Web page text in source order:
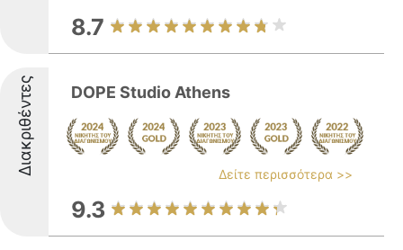
8.7
Διακριθέντες DOPE Studio Athens
Δείτε περισσότερα >>
9.3